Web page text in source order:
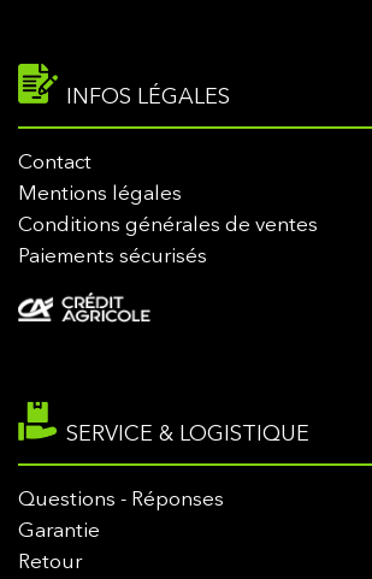
INFOS LÉGALES
Contact
Mentions légales
Conditions générales de ventes
Paiements sécurisés
SERVICE & LOGISTIQUE
Questions - Réponses
Garantie
Retour